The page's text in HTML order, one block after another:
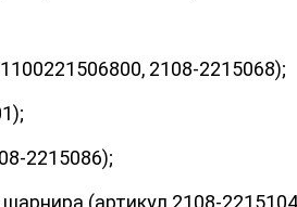
2108-2215068);
2215086);
(артикул 2108-